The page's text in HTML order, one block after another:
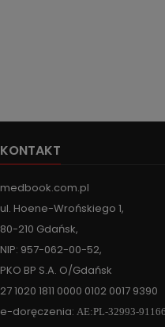
KONTAKT
medbook.com.pl
ul. Hoene-Wrońskiego 1,
80-210 Gdańsk,
NIP: 957-062-00-52,
PKO BP S.A. O/Gdańsk
27 1020 1811 0000 0102 0017 9390
e-doręczenia: AE:PL-32993-